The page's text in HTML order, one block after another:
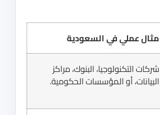
مثال عملي في السعودية
شركات التكنولوجيا، البنوك، مراكز
البيانات، أو المؤسسات الحكومية.